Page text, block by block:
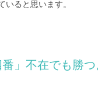
いると思います。
番」不在でも勝